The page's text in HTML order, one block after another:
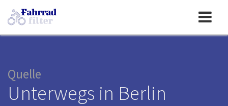
Toggle
navigation
Quelle
Unterwegs in Berlin